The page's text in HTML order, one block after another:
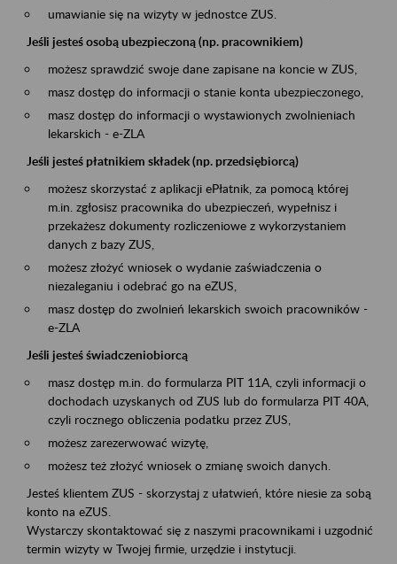
umawianie się na wizyty w jednostce ZUS.
Jeśli jesteś osobą ubezpieczoną (np. pracownikiem)
możesz sprawdzić swoje dane zapisane na koncie w ZUS,
masz dostęp do informacji o stanie konta ubezpieczonego,
masz dostęp do informacji o wystawionych zwolnieniach
lekarskich - e-ZLA
Jeśli jesteś płatnikiem składek (np. przedsiębiorcą)
możesz skorzystać z aplikacji ePłatnik, za pomocą której
m.in. zgłosisz pracownika do ubezpieczeń, wypełnisz i
przekażesz dokumenty rozliczeniowe z wykorzystaniem
danych z bazy ZUS,
możesz złożyć wniosek o wydanie zaświadczenia o
niezaleganiu i odebrać go na eZUS,
masz dostęp do zwolnień lekarskich swoich pracowników -
e-ZLA
Jeśli jesteś świadczeniobiorcą
masz dostęp m.in. do formularza PIT 11A, czyli informacji o
dochodach uzyskanych od ZUS lub do formularza PIT 40A,
czyli rocznego obliczenia podatku przez ZUS,
możesz zarezerwować wizytę,
możesz też złożyć wniosek o zmianę swoich danych.
Jesteś klientem ZUS - skorzystaj z ułatwień, które niesie za sobą
konto na eZUS.
Wystarczy skontaktować się z naszymi pracownikami i uzgodnić
termin wizyty w Twojej firmie, urzędzie i instytucji.